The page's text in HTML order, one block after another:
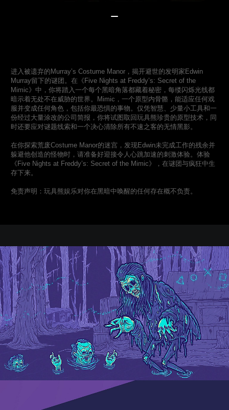
进入被遗弃的Murray’s Costume Manor，揭开避世的发明家Edwin
Murray留下的谜团。在《Five Nights at Freddy’s: Secret of the
Mimic》中，你将踏入一个每个黑暗角落都藏着秘密，每缕闪烁光线都
暗示着无处不在威胁的世界。Mimic，一个原型内骨骼，能适应任何戏
服并变成任何角色，包括你最恐惧的事物。仅凭智慧、少量小工具和一
份经过大量涂改的公司简报，你将试图取回玩具熊珍贵的原型技术，同
时还要应对谜题线索和一个决心清除所有不速之客的无情黑影。
在你探索荒废Costume Manor的迷宫，发现Edwin未完成工作的残余并
躲避他创造的怪物时，请准备好迎接令人心跳加速的刺激体验。体验
《Five Nights at Freddy’s: Secret of the Mimic》，在谜团与疯狂中生
存下来。
免责声明：玩具熊娱乐对你在黑暗中唤醒的任何存在概不负责。